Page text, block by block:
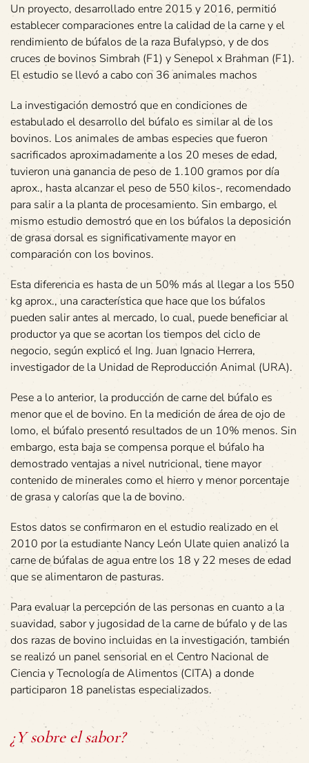
Un proyecto, desarrollado entre 2015 y 2016, permitió
establecer comparaciones entre la calidad de la carne y el
rendimiento de búfalos de la raza Bufalypso, y de dos
cruces de bovinos Simbrah (F1) y Senepol x Brahman (F1).
El estudio se llevó a cabo con 36 animales machos
La investigación demostró que en condiciones de
estabulado el desarrollo del búfalo es similar al de los
bovinos. Los animales de ambas especies que fueron
sacrificados aproximadamente a los 20 meses de edad,
tuvieron una ganancia de peso de 1.100 gramos por día
aprox., hasta alcanzar el peso de 550 kilos-, recomendado
para salir a la planta de procesamiento. Sin embargo, el
mismo estudio demostró que en los búfalos la deposición
de grasa dorsal es significativamente mayor en
comparación con los bovinos.
Esta diferencia es hasta de un 50% más al llegar a los 550
kg aprox., una característica que hace que los búfalos
pueden salir antes al mercado, lo cual, puede beneficiar al
productor ya que se acortan los tiempos del ciclo de
negocio, según explicó el Ing. Juan Ignacio Herrera,
investigador de la Unidad de Reproducción Animal (URA).
Pese a lo anterior, la producción de carne del búfalo es
menor que el de bovino. En la medición de área de ojo de
lomo, el búfalo presentó resultados de un 10% menos. Sin
embargo, esta baja se compensa porque el búfalo ha
demostrado ventajas a nivel nutricional, tiene mayor
contenido de minerales como el hierro y menor porcentaje
de grasa y calorías que la de bovino.
Estos datos se confirmaron en el estudio realizado en el
2010 por la estudiante Nancy León Ulate quien analizó la
carne de búfalas de agua entre los 18 y 22 meses de edad
que se alimentaron de pasturas.
Para evaluar la percepción de las personas en cuanto a la
suavidad, sabor y jugosidad de la carne de búfalo y de las
dos razas de bovino incluidas en la investigación, también
se realizó un panel sensorial en el Centro Nacional de
Ciencia y Tecnología de Alimentos (CITA) a donde
participaron 18 panelistas especializados.
¿Y sobre el sabor?